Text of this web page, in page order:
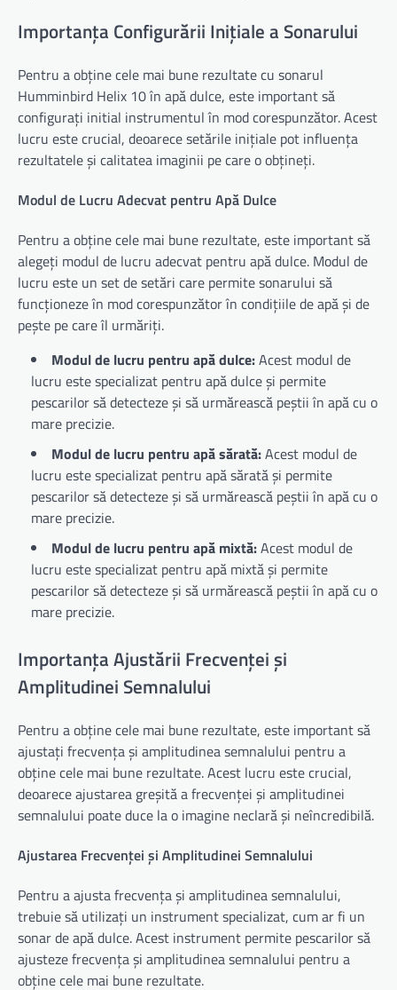
Importanța Configurării Inițiale a Sonarului
Pentru a obține cele mai bune rezultate cu sonarul
Humminbird Helix 10 în apă dulce, este important să
configurați initial instrumentul în mod corespunzător. Acest
lucru este crucial, deoarece setările inițiale pot influența
rezultatele și calitatea imaginii pe care o obțineți.
Modul de Lucru Adecvat pentru Apă Dulce
Pentru a obține cele mai bune rezultate, este important să
alegeți modul de lucru adecvat pentru apă dulce. Modul de
lucru este un set de setări care permite sonarului să
funcționeze în mod corespunzător în condițiile de apă și de
pește pe care îl urmăriți.
Modul de lucru pentru apă dulce:Acest modul de
lucru este specializat pentru apă dulce și permite
pescarilor să detecteze și să urmărească peștii în apă cu o
mare precizie.
Modul de lucru pentru apă sărată:Acest modul de
lucru este specializat pentru apă sărată și permite
pescarilor să detecteze și să urmărească peștii în apă cu o
mare precizie.
Modul de lucru pentru apă mixtă:Acest modul de
lucru este specializat pentru apă mixtă și permite
pescarilor să detecteze și să urmărească peștii în apă cu o
mare precizie.
Importanța Ajustării Frecvenței și
Amplitudinei Semnalului
Pentru a obține cele mai bune rezultate, este important să
ajustați frecvența și amplitudinea semnalului pentru a
obține cele mai bune rezultate. Acest lucru este crucial,
deoarece ajustarea greșită a frecvenței și amplitudinei
semnalului poate duce la o imagine neclară și neîncredibilă.
Ajustarea Frecvenței și Amplitudinei Semnalului
Pentru a ajusta frecvența și amplitudinea semnalului,
trebuie să utilizați un instrument specializat, cum ar fi un
sonar de apă dulce. Acest instrument permite pescarilor să
ajusteze frecvența și amplitudinea semnalului pentru a
obține cele mai bune rezultate.